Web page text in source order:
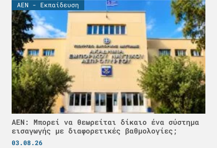
ΑΕΝ - Εκπαίδευση
ΑΕΝ: Μπορεί να θεωρείται δίκαιο ένα σύστημα
εισαγωγής με διαφορετικές βαθμολογίες;
03.08.26